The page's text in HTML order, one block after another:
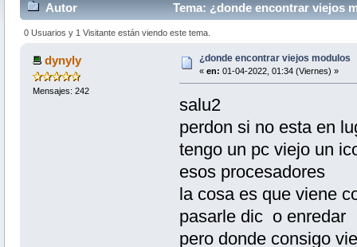
Autor Tema: ¿donde encontrar viejos
0 Usuarios y 1 Visitante están viendo este tema.
dynyly
Mensajes: 242
¿donde encontrar viejos modulos
« en: 01-04-2022, 01:34 (Viernes) »
salu2
perdon si no esta en
tengo un pc viejo un
esos procesadores
la cosa es que viene
pasarle dic o enredar
pero donde consigo